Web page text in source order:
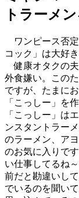
トラーメ
ワンピース否定
コック」は大好き
健康オタクの夫
外食嫌い。この
ですが、たまに
「こっしー」を
「こっしー」は
ンスタントラー
のラーメン、ア
のお気に入りで
い仕事してるね
前だと勘違いし
でいるのを聞い